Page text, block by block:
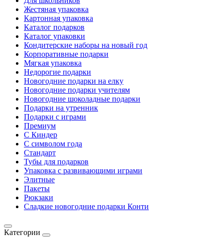
Жестяная упаковка
Картонная упаковка
Каталог подарков
Каталог упаковки
Кондитерские наборы на новый год
Корпоративные подарки
Мягкая упаковка
Недорогие подарки
Новогодние подарки на елку
Новогодние подарки учителям
Новогодние шоколадные подарки
Подарки на утренник
Подарки с играми
Премиум
С Киндер
С символом года
Стандарт
Тубы для подарков
Упаковка с развивающими играми
Элитные
Пакеты
Рюкзаки
Сладкие новогодние подарки Конти
Категории